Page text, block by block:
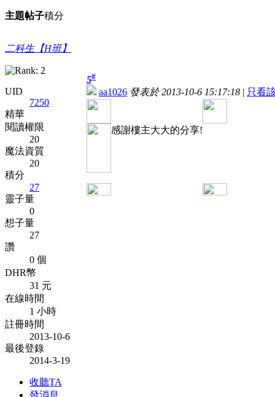
主題帖子積分
二科生【H班】
UID
7250
精華
閱讀權限
20
魔法資質
20
積分
27
靈子量
0
想子量
27
讚
0 個
DHR幣
31 元
在線時間
1 小時
註冊時間
2013-10-6
最後登錄
2014-3-19
收聽TA
發消息
5#
aa1026 發表於 2013-10-6 15:17:18 | 只看
感謝樓主大大的分享!